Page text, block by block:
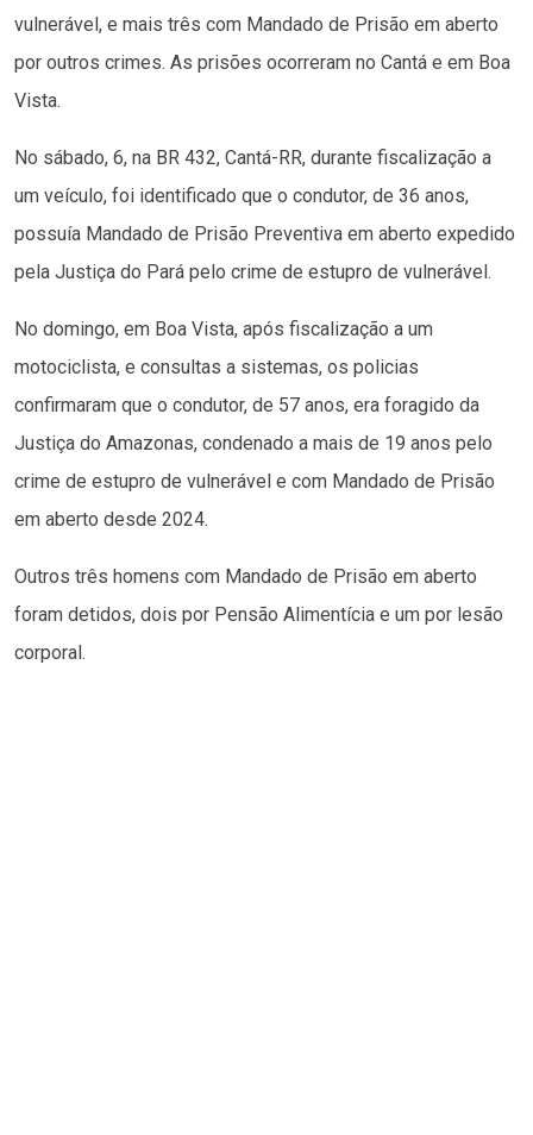
vulnerável, e mais três com Mandado de Prisão em aberto
por outros crimes. As prisões ocorreram no Cantá e em Boa
Vista.
No sábado, 6, na BR 432, Cantá-RR, durante fiscalização a
um veículo, foi identificado que o condutor, de 36 anos,
possuía Mandado de Prisão Preventiva em aberto expedido
pela Justiça do Pará pelo crime de estupro de vulnerável.
No domingo, em Boa Vista, após fiscalização a um
motociclista, e consultas a sistemas, os policias
confirmaram que o condutor, de 57 anos, era foragido da
Justiça do Amazonas, condenado a mais de 19 anos pelo
crime de estupro de vulnerável e com Mandado de Prisão
em aberto desde 2024.
Outros três homens com Mandado de Prisão em aberto
foram detidos, dois por Pensão Alimentícia e um por lesão
corporal.